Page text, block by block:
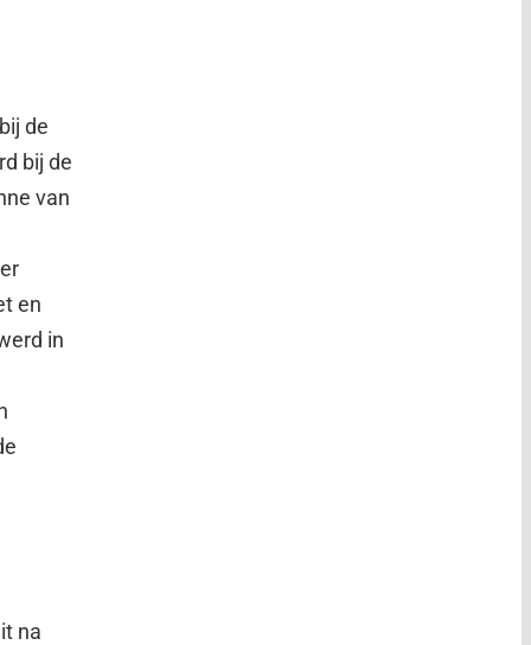
de
bij de
van
en
in
na